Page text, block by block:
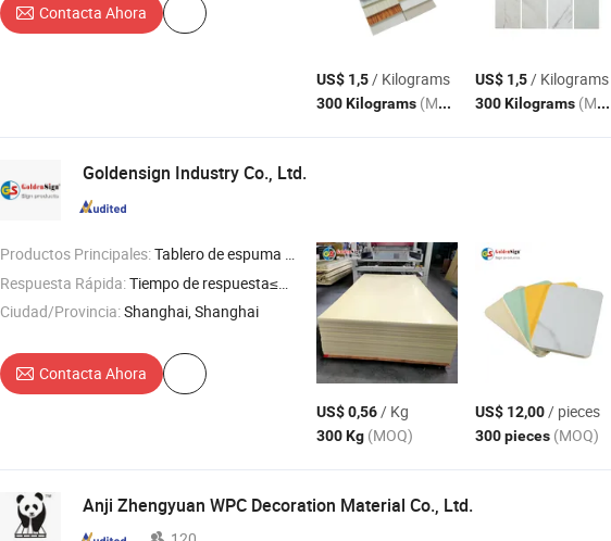
Contacta Ahora
US$ 1,5/ Kilograms
300 Kilograms (MOQ)
US$ 1,5/ Kilograms
300 Kilograms (MOQ)
Goldensign Industry Co., Ltd.
Productos Principales:Tablero de espuma de PVC, hoja de espuma de PVC, hoja de
Respuesta Rápida:Tiempo de respuesta≤3h
Ciudad/Provincia:Shanghai, Shanghai
Contacta Ahora
US$ 0,56/ Kg
300 Kg (MOQ)
US$ 12,00/ pieces
300 pieces (MOQ)
Anji Zhengyuan WPC Decoration Material Co., Ltd.